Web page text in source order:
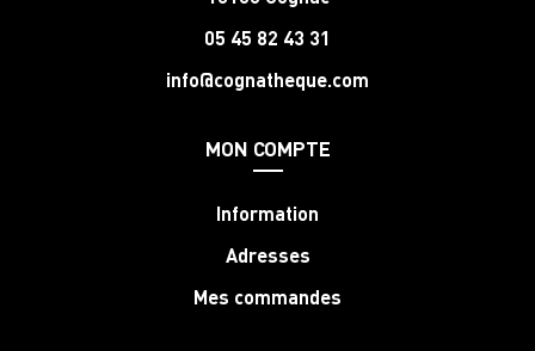
05 45 82 43 31
info@cognatheque.com
MON COMPTE
Information
Adresses
Mes commandes